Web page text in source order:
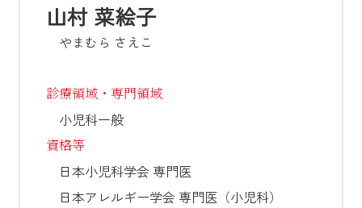
山村 菜絵子
やまむら さえこ
診療領域・専門領域
小児科一般
資格等
日本小児科学会 専門医
日本アレルギー学会 専門医（小児科）